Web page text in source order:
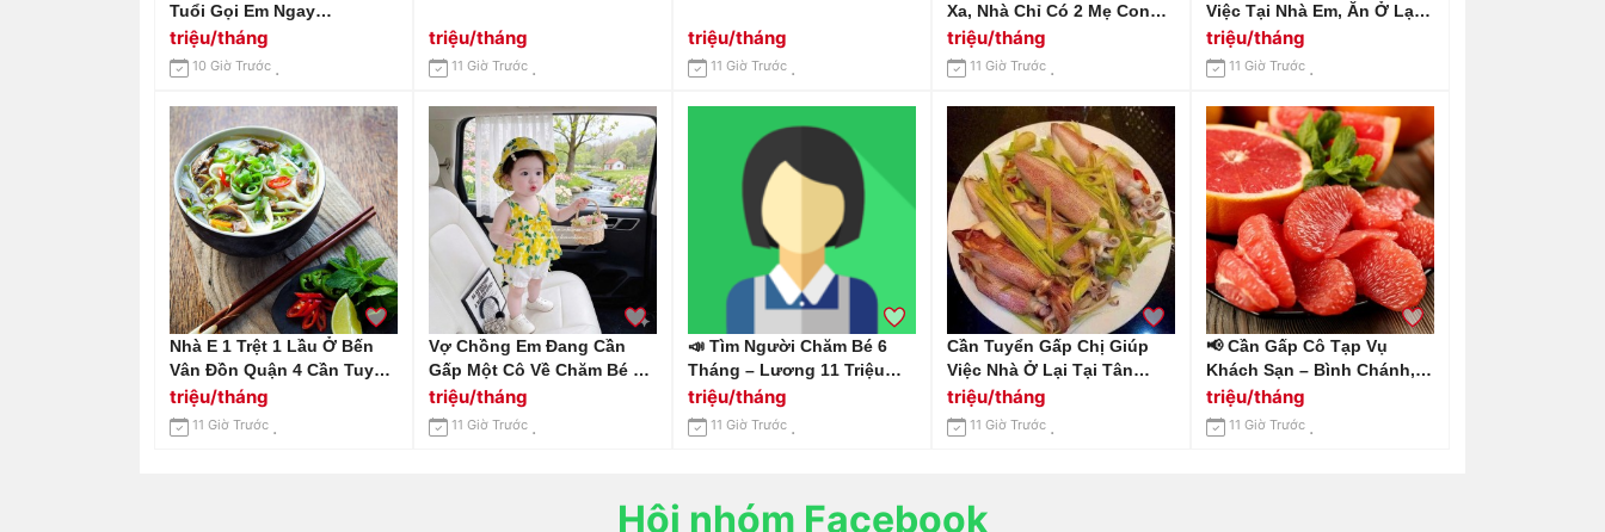
Tuổi Gọi Em Ngay
0966529171
triệu/tháng
10 Giờ Trước
triệu/tháng
11 Giờ Trước
triệu/tháng
11 Giờ Trước
Xa, Nhà Chỉ Có 2 Mẹ Con
Cần Gấp 1 Chị Giúp Việc
Nhà Tại Huỳnh Tấn Phát
Quận 7 Lương 12 Triệu Bao
Ăn Ở.
triệu/tháng
11 Giờ Trước
Việc Tại Nhà Em, Ăn Ở Lại
Nhà Em Ở Chung Cư
Estella Heights Q2 Lương
Em Gửi 13 Triệu
triệu/tháng
11 Giờ Trước
Nhà E 1 Trệt 1 Lầu Ở Bến
Vân Đồn Quận 4 Cần Tuyển
Chị Giúp Việc Lương 14tr Ạ
triệu/tháng
11 Giờ Trước
Vợ Chồng Em Đang Cần
Gấp Một Cô Về Chăm Bé 4
Tháng Tuổi, Làm Ở Lại Tại
Đường Tân Sơn, Quận Gò
Vấp.
triệu/tháng
11 Giờ Trước
📣 Tìm Người Chăm Bé 6
Tháng – Lương 11 Triệu
Khởi Điểm Địa Chỉ: Biên
Hoà – Đồng Nai.
triệu/tháng
11 Giờ Trước
Cần Tuyển Gấp Chị Giúp
Việc Nhà Ở Lại Tại Tân
Bình Lương 10-12 Triệu /
Tháng
triệu/tháng
11 Giờ Trước
📢 Cần Gấp Cô Tạp Vụ
Khách Sạn – Bình Chánh,
Long An 📢 Gọi Em
0966529171
triệu/tháng
11 Giờ Trước
Hội nhóm Facebook